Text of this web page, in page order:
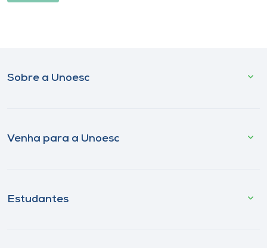
Sobre a Unoesc
Venha para a Unoesc
Estudantes